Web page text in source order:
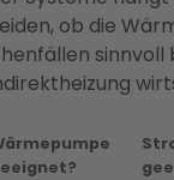
ob die